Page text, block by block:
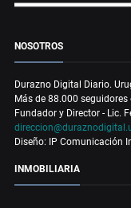
NOSOTROS
Durazno Digital Diario.
Más de 88.000 seguidores
Fundador y Director - Lic.
Diseño: IP Comunicación
INMOBILIARIA